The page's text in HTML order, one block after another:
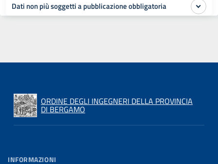
Dati non più soggetti a pubblicazione obbligatoria
ORDINE DEGLI INGEGNERI DELLA PROVINCIA
DI BERGAMO
INFORMAZIONI